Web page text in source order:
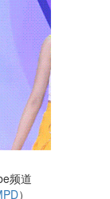
频道
）